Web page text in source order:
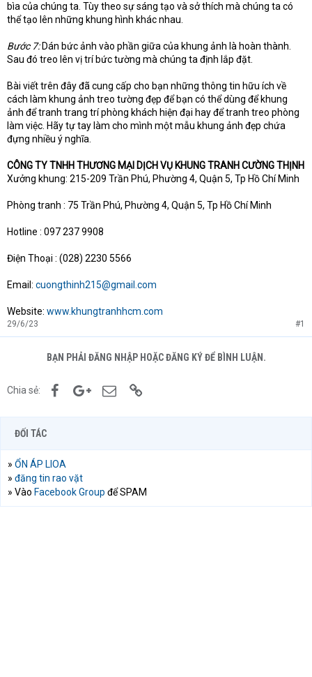
bìa của chúng ta. Tùy theo sự sáng tạo và sở thích mà chúng ta có
thể tạo lên những khung hình khác nhau.
Bước 7:Dán bức ảnh vào phần giữa của khung ảnh là hoàn thành.
Sau đó treo lên vị trí bức tường mà chúng ta định lắp đặt.
Bài viết trên đây đã cung cấp cho bạn những thông tin hữu ích về
cách làm khung ảnh treo tường đẹp để bạn có thể dùng để khung
ảnh để tranh trang trí phòng khách hiện đại hay để tranh treo phòng
làm việc. Hãy tự tay làm cho mình một mẫu khung ảnh đẹp chứa
đựng nhiều ý nghĩa.
CÔNG TY TNHH THƯƠNG MẠI DỊCH VỤ KHUNG TRANH CƯỜNG THỊNH
Xưởng khung: 215-209 Trần Phú, Phường 4, Quận 5, Tp Hồ Chí Minh
Phòng tranh : 75 Trần Phú, Phường 4, Quận 5, Tp Hồ Chí Minh
Hotline : 097 237 9908
Điện Thoại : (028) 2230 5566
Email: cuongthinh215@gmail.com
Website: www.khungtranhhcm.com
29/6/23 #1
BẠN PHẢI ĐĂNG NHẬP HOẶC ĐĂNG KÝ ĐỂ BÌNH LUẬN.
Chia sẻ: FacebookGoogle+Email
ĐỐI TÁC
» ỔN ÁP LIOA
» đăng tin rao vặt
» Vào Facebook Group để SPAM